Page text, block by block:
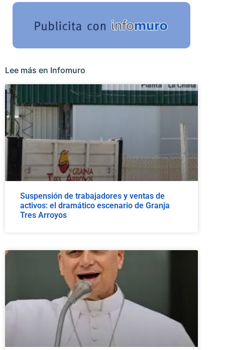
Lee más en Infomuro
Suspensión de trabajadores y ventas de
activos: el dramático escenario de Granja
Tres Arroyos